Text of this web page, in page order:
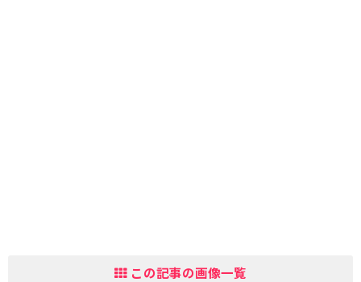
この記事の画像一覧